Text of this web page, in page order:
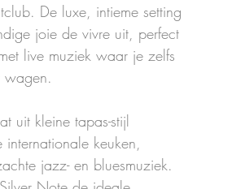
De luxe, intieme setting
joie de vivre uit, perfect
live muziek waar je zelfs
wagen.
uit kleine tapas-stijl
keuken,
jazz- en bluesmuziek.